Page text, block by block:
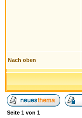
Nach oben
Seite 1 von 1